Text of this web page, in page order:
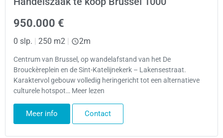
950.000 €
0 slp. | 250 m2 | 2m
Centrum van Brussel, op wandelafstand van het De
Brouckèreplein en de Sint-Katelijnekerk – Lakensestraat.
Karaktervol gebouw volledig heringericht tot een alternatieve
culturele hotspot… Meer lezen
Meer info Contact